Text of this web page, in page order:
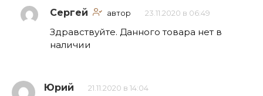
Сергей автор 23.11.2020 в 06:49
Здравствуйте. Данного товара нет в
наличии
Юрий 21.11.2020 в 14:04